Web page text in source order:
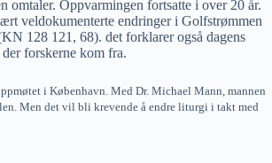
omtaler. Oppvarmingen fortsatte i over 20 år.
veldokumenterte endringer i Golfstrømmen
128 121, 68). det forklarer også dagens
forskerne kom fra.
i København. Med Dr. Michael Mann, mannen
Men det vil bli krevende å endre liturgi i takt med